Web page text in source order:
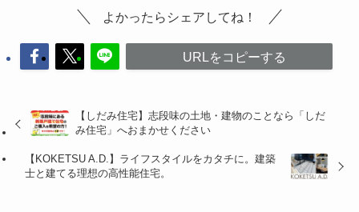
よかったらシェアしてね！
URLをコピーする
【しだみ住宅】志段味の土地・建物のことなら「しだ
み住宅」へおまかせください
【KOKETSU A.D.】ライフスタイルをカタチに。建築
士と建てる理想の高性能住宅。